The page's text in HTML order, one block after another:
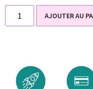
AJOUTER AU